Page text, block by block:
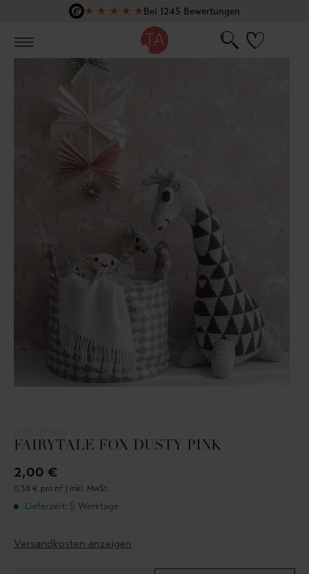
Zum Hauptinhalt springen
★ ★ ★ ★ ★Bei 1245 Bewertungen
FAIRYTALE FOX DUSTY PINK
2,00 €
0,38 € pro m² | inkl. MwSt.
Lieferzeit: 5 Werktage
Versandkosten anzeigen